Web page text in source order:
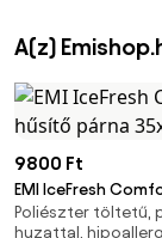
A(z)
9800 Ft
EMI IceFresh
párna 35x45 cm
Poliészter töltetű,
huzattal,